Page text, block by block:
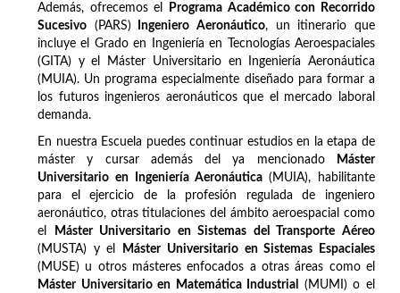
Además, ofrecemos el
Programa Académico con Recorrido
Sucesivo (PARS) Ingeniero Aeronáutico, un itinerario que
incluye el Grado en Ingeniería en Tecnologías Aeroespaciales
(GITA) y el Máster Universitario en Ingeniería Aeronáutica
(MUIA). Un programa especialmente diseñado para formar a
los futuros ingenieros aeronáuticos que el mercado laboral
demanda.
En nuestra Escuela puedes continuar estudios en la etapa de
máster y cursar además del ya mencionado
Máster
Universitario en Ingeniería Aeronáutica(MUIA), habilitante
para el ejercicio de la profesión regulada de ingeniero
aeronáutico, otras titulaciones del ámbito aeroespacial como
el
Máster Universitario en Sistemas del Transporte Aéreo
(MUSTA) y el
Máster Universitario en Sistemas Espaciales
(MUSE) u otros másteres enfocados a otras áreas como el
Máster Universitario en Matemática Industrial
(MUMI) o el